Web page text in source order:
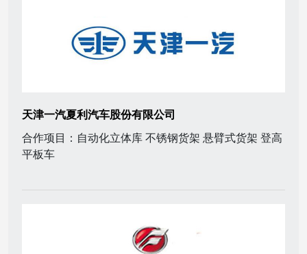
天津一汽夏利汽车股份有限公司
合作项目：自动化立体库 不锈钢货架 悬臂式货架 登高
平板车